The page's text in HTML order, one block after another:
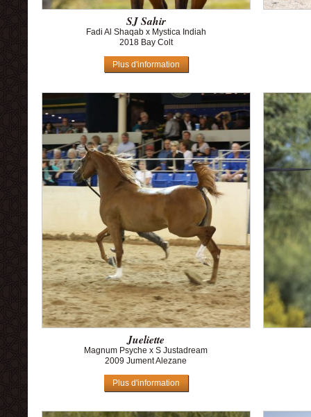
SJ Sahir
Fadi Al Shaqab x Mystica Indiah
2018 Bay Colt
Plus d'information
Jueliette
Magnum Psyche x S Justadream
2009 Jument Alezane
Plus d'information